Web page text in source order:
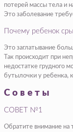
потерей массы тела и
Это заболевание
Почему ребенок
Это заглатывание
Так происходит при
недостатке грудного
бутылочки у ребенка,
Советы
СОВЕТ №1
Обратите внимание на